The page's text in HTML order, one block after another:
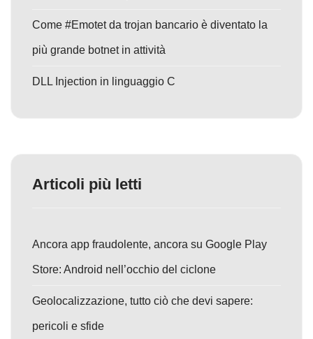
Come #Emotet da trojan bancario è diventato la
più grande botnet in attività
DLL Injection in linguaggio C
Articoli più letti
Ancora app fraudolente, ancora su Google Play
Store: Android nell’occhio del ciclone
Geolocalizzazione, tutto ciò che devi sapere:
pericoli e sfide